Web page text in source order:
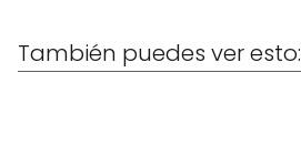
También puedes ver esto: